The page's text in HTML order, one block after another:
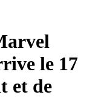
le 17
et de